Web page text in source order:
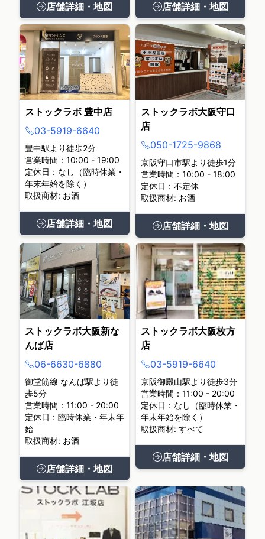
店舗詳細・地図 店舗詳細・地図
ストックラボ 豊中店
03-5919-6640
豊中駅より徒歩2分
営業時間：10:00 - 19:00
定休日：なし（臨時休業・
年末年始を除く）
取扱商材: お酒
店舗詳細・地図
ストックラボ大阪守口
店
050-1725-9868
京阪守口市駅より徒歩1分
営業時間：10:00 - 18:00
定休日：不定休
取扱商材: お酒
店舗詳細・地図
ストックラボ大阪新な
んば店
06-6630-6880
御堂筋線 なんば駅より徒
歩5分
営業時間：11:00 - 20:00
定休日：臨時休業・年末年
始
取扱商材: お酒
店舗詳細・地図
ストックラボ大阪枚方
店
03-5919-6640
京阪御殿山駅より徒歩3分
営業時間：11:00 - 20:00
定休日：なし（臨時休業・
年末年始を除く）
取扱商材: すべて
店舗詳細・地図